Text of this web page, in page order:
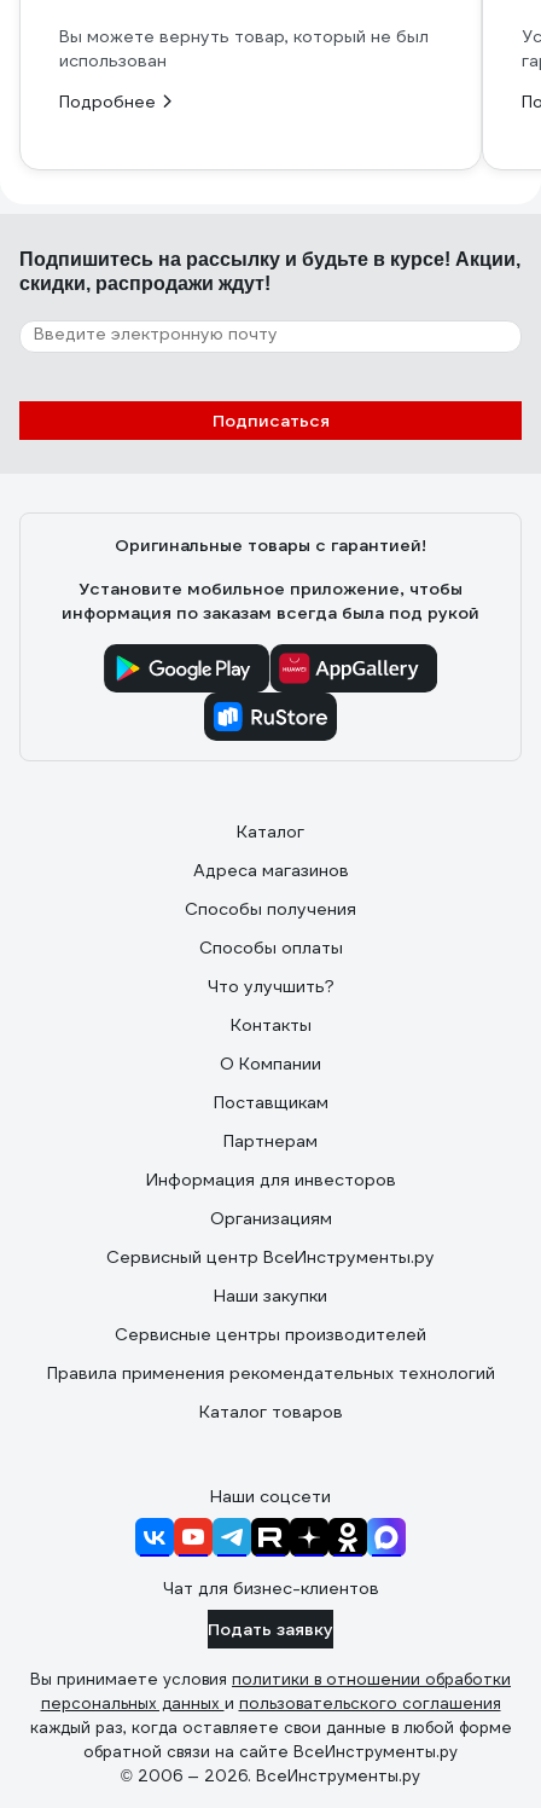
Вы можете вернуть товар, который не был
использован
Подробнее
Подпишитесь на рассылку и будьте в курсе! Акции,
скидки, распродажи ждут!
Подписаться
Оригинальные товары с гарантией!
Установите мобильное приложение, чтобы
информация по заказам всегда была под рукой
Каталог
Адреса магазинов
Способы получения
Способы оплаты
Что улучшить?
Контакты
О Компании
Поставщикам
Партнерам
Информация для инвесторов
Организациям
Сервисный центр ВсеИнструменты.ру
Наши закупки
Сервисные центры производителей
Правила применения рекомендательных технологий
Каталог товаров
Наши соцсети
Чат для бизнес-клиентов
Подать заявку
Вы принимаете условия политики в отношении обработки
персональных данных и пользовательского соглашения
каждый раз, когда оставляете свои данные в любой форме
обратной связи на сайте ВсеИнструменты.ру
© 2006 — 2026. ВсеИнструменты.ру